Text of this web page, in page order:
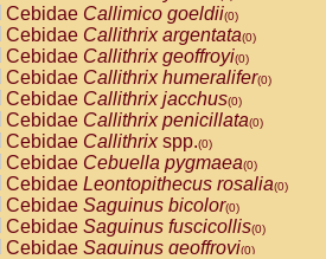
Cebidae Callimico goeldii(0)
Cebidae Callithrix argentata(0)
Cebidae Callithrix geoffroyi(0)
Cebidae Callithrix humeralifer(0)
Cebidae Callithrix jacchus(0)
Cebidae Callithrix penicillata(0)
Cebidae Callithrixspp.(0)
Cebidae Cebuella pygmaea(0)
Cebidae Leontopithecus rosalia(0)
Cebidae Saguinus bicolor(0)
Cebidae Saguinus fuscicollis(0)
Cebidae Saguinus geoffroyi(0)